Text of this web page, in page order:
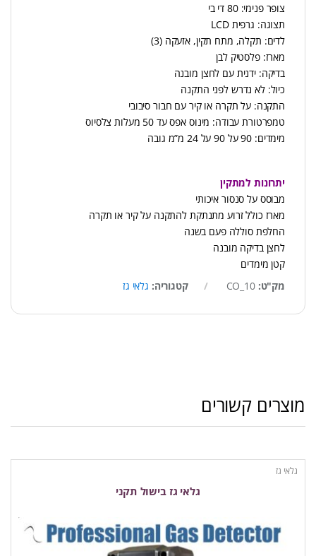
צופר פנימי: 80 די בי
תצוגה: גרפית LCD
לדים: תקלה, מתח תקין, אזעקה (3)
מארז: פלסטיק לבן
בדיקה: ידנית עם לחצן מובנה
כיול: לא נדרש לפני התקנה
התקנה: על תקרה או קיר עם חבור סיבובי
טמפרטורת עבודה: מינוס אפס עד 50 מעלות צלסיוס
מימדים: 90 על 90 על 24 מ”מ גובה
יתרונות למתקין
מבוסס על סנסור איכותי
מארז כולל זרוע מתנתקת להתקנה על קיר או תקרה
החלפת סוללה פעם בשנה
לחצן בדיקה מובנה
קטן מימדים
מק"ט:CO_10 קטגוריה: גלאי גז
מוצרים קשורים
גלאי גז
גלאי גז בישול תקני